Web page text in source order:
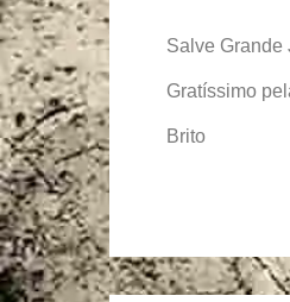
Salve Grande
Gratíssimo
Brito